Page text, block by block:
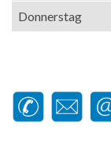
Donnerstag